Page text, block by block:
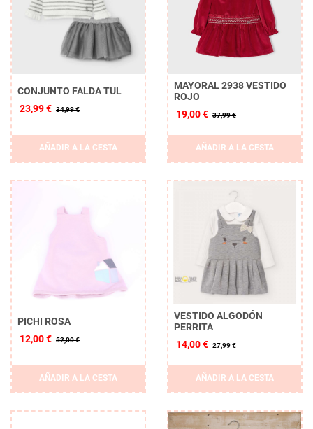
CONJUNTO FALDA TUL
23,99 € 34,99 €
AÑADIR A LA CESTA
MAYORAL 2938 VESTIDO
ROJO
19,00 € 37,99 €
AÑADIR A LA CESTA
PICHI ROSA
12,00 € 52,00 €
AÑADIR A LA CESTA
VESTIDO ALGODÓN
PERRITA
14,00 € 27,99 €
AÑADIR A LA CESTA